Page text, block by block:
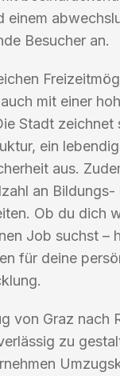
einem
Besucher an.
mit einer
Stadt zeichnet
ein
aus.
an Bildungs-
Ob du dich
Job suchst –
für deine
von Graz nach
zu